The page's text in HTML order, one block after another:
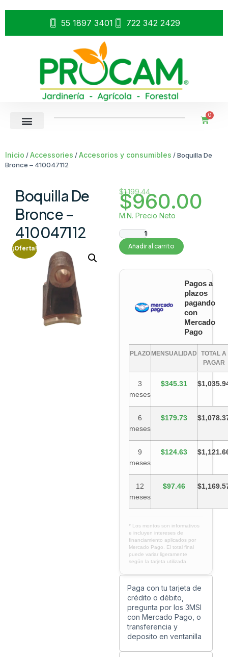
55 1897 3401 722 342 2429
0
Inicio /Accessories /Accesorios y consumibles / Boquilla De
Bronce – 410047112
Boquilla De
Bronce –
410047112
¡Oferta!
$1,199.44
$960.00
M.N. Precio Neto
Añadir al carrito
Pagos a
plazos
pagando
con
Mercado
Pago
PLAZO MENSUALIDAD
TOTAL A
PAGAR
3
meses
$345.31
6
meses
$179.73
9
meses
$124.63
12
meses
$97.46
* Los montos son informativos
e incluyen intereses de
financiamiento aplicados por
Mercado Pago. El total final
puede variar ligeramente
según la tarjeta utilizada.
Paga con tu tarjeta de
crédito o débito,
pregunta por los 3MSI
con Mercado Pago, o
transferencia y
deposito en ventanilla